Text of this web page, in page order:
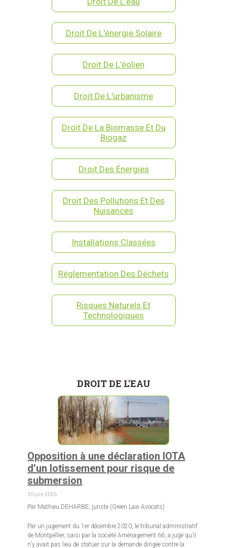
Droit De L'énergie Solaire
Droit De L'éolien
Droit De L'urbanisme
Droit De La Biomasse Et Du
Biogaz
Droit Des Énergies
Droit Des Pollutions Et Des
Nuisances
Installations Classées
Réglementation Des Déchets
Risques Naturels Et
Technologiques
DROIT DE L'EAU
Opposition à une déclaration IOTA
d’un lotissement pour risque de
submersion
30 juin 2026
Par Mathieu DEHARBE, juriste (Green Law Avocats)
Par un jugement du 1er décembre 2020, le tribunal administratif
de Montpellier, saisi par la société Aménagement 66, a jugé qu’il
n’y avait pas lieu de statuer sur la demande dirigée contre la